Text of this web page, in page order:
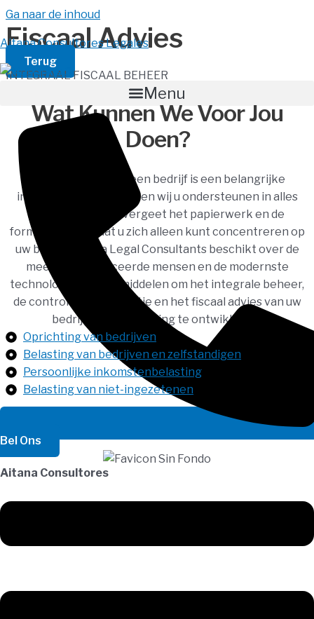
Ga naar de inhoud
Aitana Consultores Legales
Menu
Bel Ons
Aitana Consultores
Fiscaal Advies
Terug
INTEGRAAL FISCAAL BEHEER
Wat Kunnen We Voor Jou
Doen?
Het opstarten van een bedrijf is een belangrijke
inspanning, daarom willen wij u ondersteunen in alles
wat u nodig hebt, vergeet het papierwerk en de
formaliteiten, zodat u zich alleen kunt concentreren op
uw bedrijf. Aitana Legal Consultants beschikt over de
meest gekwalificeerde mensen en de modernste
technologische hulpmiddelen om het integrale beheer,
de controle, de informatie en het fiscaal advies van uw
bedrijf of onderneming te ontwikkelen.
Oprichting van bedrijven
Belasting van bedrijven en zelfstandigen
Persoonlijke inkomstenbelasting
Belasting van niet-ingezetenen